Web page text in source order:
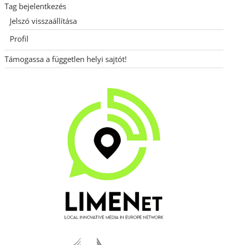
Tag bejelentkezés
Jelszó visszaállítása
Profil
Támogassa a független helyi sajtót!